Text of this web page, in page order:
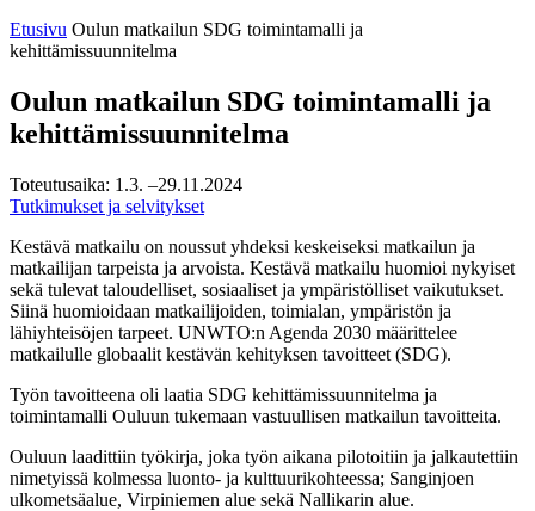
Etusivu Oulun matkailun SDG toimintamalli ja
kehittämissuunnitelma
Oulun matkailun SDG toimintamalli ja
kehittämissuunnitelma
Toteutusaika: 1.3. –29.11.2024
Tutkimukset ja selvitykset
Kestävä matkailu on noussut yhdeksi keskeiseksi matkailun ja
matkailijan tarpeista ja arvoista. Kestävä matkailu huomioi nykyiset
sekä tulevat taloudelliset, sosiaaliset ja ympäristölliset vaikutukset.
Siinä huomioidaan matkailijoiden, toimialan, ympäristön ja
lähiyhteisöjen tarpeet. UNWTO:n Agenda 2030 määrittelee
matkailulle globaalit kestävän kehityksen tavoitteet (SDG).
Työn tavoitteena oli laatia SDG kehittämissuunnitelma ja
toimintamalli Ouluun tukemaan vastuullisen matkailun tavoitteita.
Ouluun laadittiin työkirja, joka työn aikana pilotoitiin ja jalkautettiin
nimetyissä kolmessa luonto- ja kulttuurikohteessa; Sanginjoen
ulkometsäalue, Virpiniemen alue sekä Nallikarin alue.